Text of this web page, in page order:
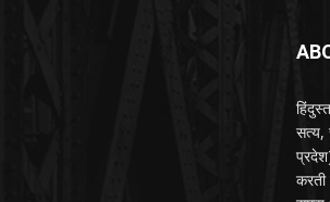
सत्य,
करती